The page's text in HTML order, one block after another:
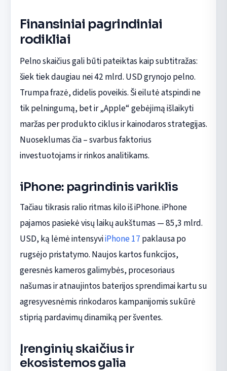
Finansiniai pagrindiniai
rodikliai
Pelno skaičius gali būti pateiktas kaip subtitražas:
šiek tiek daugiau nei 42 mlrd. USD grynojo pelno.
Trumpa frazė, didelis poveikis. Ši eilutė atspindi ne
tik pelningumą, bet ir „Apple“ gebėjimą išlaikyti
maržas per produkto ciklus ir kainodaros strategijas.
Nuoseklumas čia – svarbus faktorius
investuotojams ir rinkos analitikams.
iPhone: pagrindinis variklis
Tačiau tikrasis ralio ritmas kilo iš iPhone. iPhone
pajamos pasiekė visų laikų aukštumas — 85,3 mlrd.
USD, ką lėmė intensyviiPhone 17 paklausa po
rugsėjo pristatymo. Naujos kartos funkcijos,
geresnės kameros galimybės, procesoriaus
našumas ir atnaujintos baterijos sprendimai kartu su
agresyvesnėmis rinkodaros kampanijomis sukūrė
stiprią pardavimų dinamiką per šventes.
Įrenginių skaičius ir
ekosistemos galia